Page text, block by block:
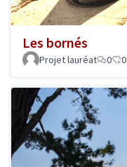
Les bornés
Projet lauréat 0 0